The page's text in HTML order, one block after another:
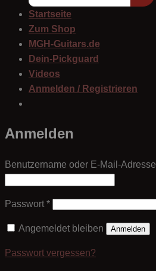
Startseite
Zum Shop
MGH-Guitars.de
Dein-Pickguard
Videos
Anmelden / Registrieren
Anmelden
Benutzername oder E-Mail-Adresse
Passwort *Erforderlich
Angemeldet bleiben Anmelden
Passwort vergessen?